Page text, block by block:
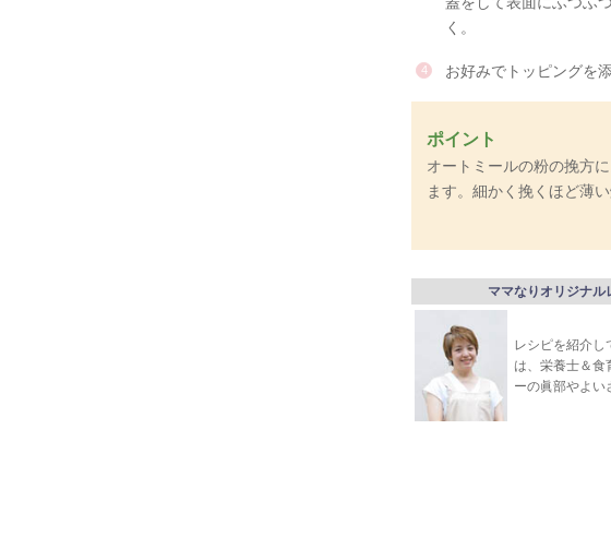
く。
お好みでトッピングを添
ポイント
オートミールの粉の挽方
ます。細かく挽くほど薄
ママなりオリジナル
レシピを紹介し
は、栄養士＆食
ーの眞部やよい